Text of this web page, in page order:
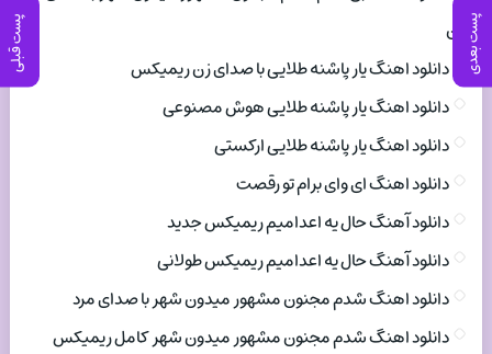
پست بعدی پست قبلی
زن
دانلود اهنگ یار پاشنه طلایی با صدای زن ریمیکس
دانلود اهنگ یار پاشنه طلایی هوش مصنوعی
دانلود اهنگ یار پاشنه طلایی ارکستی
دانلود اهنگ ای وای برام تو رقصت
دانلود آهنگ حال یه اعدامیم ریمیکس جدید
دانلود آهنگ حال یه اعدامیم ریمیکس طولانی
دانلود اهنگ شدم مجنون مشهور میدون شهر با صدای مرد
دانلود اهنگ شدم مجنون مشهور میدون شهر کامل ریمیکس